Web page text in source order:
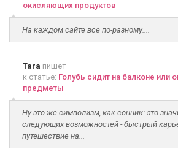
окисляющих продуктов
На каждом сайте все по-разному....
Tara пишет
к статье: Голубь сидит на балконе или
предметы
Ну это же символизм, как сонник: это
следующих возможностей - быстрый
путешествие на...